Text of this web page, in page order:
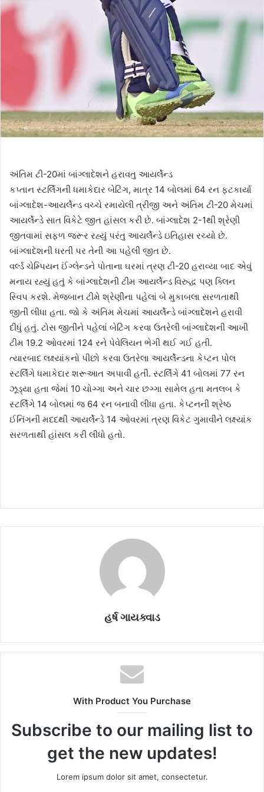
અંતિમ ટી-20માં બાંગ્લાદેશને હરાવતુ આયર્લેન્ડ
કપ્તાન સ્ટર્લિંગની ધમાકેદાર બેટિંગ, માત્ર 14 બોલમાં 64 રન ફટકાર્યા
બાંગ્લાદેશ-આયર્લેન્ડ વચ્ચે રમાયેલી ત્રીજી અને અંતિમ ટી-20 મેચમાં
આયર્લેન્ડે સાત વિકેટે જીત હાંસલ કરી છે. બાંગ્લાદેશ 2-1થી શ્રેણી
જીતવામાં સફળ જરૂર રહ્યું પરંતુ આયર્લેન્ડે ઇતિહાસ રચ્યો છે.
બાંગ્લાદેશની ધરતી પર તેની આ પહેલી જીત છે.
વર્લ્ડ ચેમ્પિયન ઈંગ્લેન્ડને પોતાના ઘરમાં ત્રણ ટી-20 હરાવ્યા બાદ એવું
મનાય રહ્યું હતું કે બાંગ્લાદેશની ટીમ આયર્લેન્ડ વિરુદ્ધ પણ ક્લિન
સ્વિપ કરશે. મેજબાન ટીમે શ્રેણીના પહેલાં બે મુકાબલા સરળતાથી
જીતી લીધા હતા. જો કે અંતિમ મેચમાં આયર્લેન્ડે બાંગ્લાદેશને હરાવી
દીધું હતું. ટોસ જીતીને પહેલાં બેટિંગ કરવા ઉતરેલી બાંગ્લાદેશની આખી
ટીમ 19.2 ઓવરમાં 124 રને પેવેલિયન ભેગી થઈ ગઈ હતી.
ત્યારબાદ લક્ષ્યાંકનો પીછો કરવા ઉતરેલા આયર્લેન્ડના કેપ્ટન પોલ
સ્ટર્લિંગે ધમાકેદાર શરૂઆત અપાવી હતી. સ્ટર્લિંગે 41 બોલમાં 77 રન
ઝૂડ્યા હતા જેમાં 10 ચોગ્ગા અને ચાર છગ્ગા સામેલ હતા મતલબ કે
સ્ટર્લિંગે 14 બોલમાં જ 64 રન બનાવી લીધા હતા. કેપ્ટનની શ્રેષ્ઠ
ઈનિંગની મદદથી આયર્લેન્ડે 14 ઓવરમાં ત્રણ વિકેટ ગુમાવીને લક્ષ્યાંક
સરળતાથી હાંસલ કરી લીધો હતો.
હર્ષ ગાયક્વાડ
With Product You Purchase
Subscribe to our mailing list to
get the new updates!
Lorem ipsum dolor sit amet, consectetur.